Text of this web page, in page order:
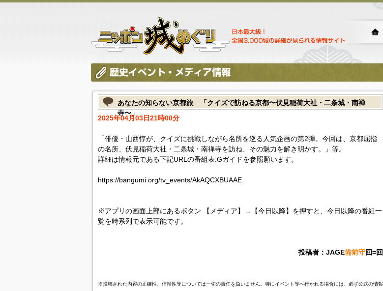
あなたの知らない京都旅 「クイズで訪ねる京都〜伏見稲荷大社・二条城・南禅
寺〜」
2025年04月03日21時00分
「俳優・山西惇が、クイズに挑戦しながら名所を巡る人気企画の第2弾。今回は、京都屈指
の名所、伏見稲荷大社・二条城・南禅寺を訪ね、その魅力を解き明かす。」等。
詳細は情報元である下記URLの番組表.Gガイドを参照願います。
https://bangumi.org/tv_events/AkAQCXBUAAE
※アプリの画面上部にあるボタン 【メディア】→【今日以降】を押すと、今日以降の番組一
覧を時系列で表示可能です。
投稿者：JAGE備前守回=回
※投稿された内容の正確性、信頼性等については一切の責任を負いません。特にイベント等へ行かれる場合には、必ず公式の情報